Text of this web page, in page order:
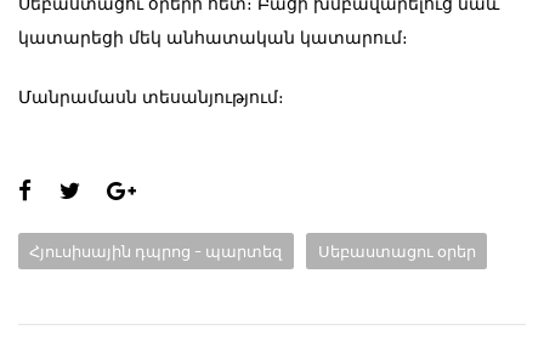
կատարեցի մեկ անհատական կատարում։
Մանրամասն տեսանյությում։
Share
page:
Categories:
Հյուսիսային դպրոց - պարտեզ Սեբաստացու օրեր